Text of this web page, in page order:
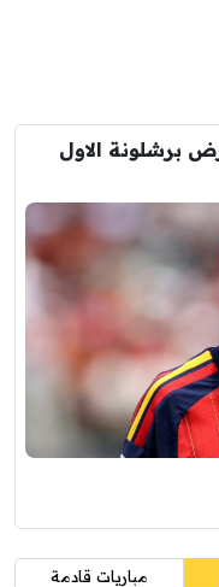
برشلونة الاول
مباريات قادمة